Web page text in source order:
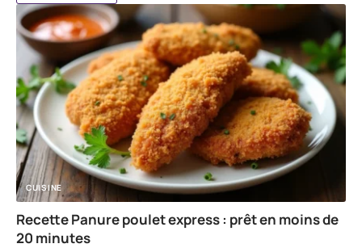
CUISINE
Recette Panure poulet express : prêt en moins de
20 minutes